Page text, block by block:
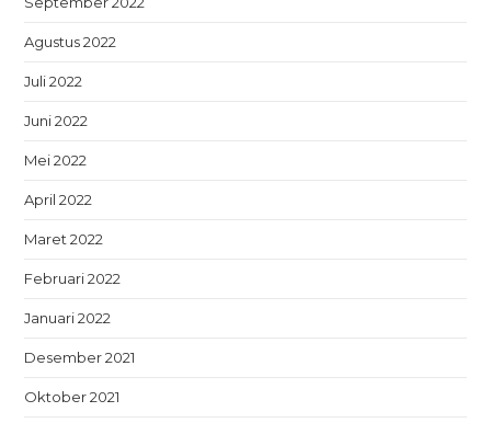
Agustus 2022
Juli 2022
Juni 2022
Mei 2022
April 2022
Maret 2022
Februari 2022
Januari 2022
Desember 2021
Oktober 2021